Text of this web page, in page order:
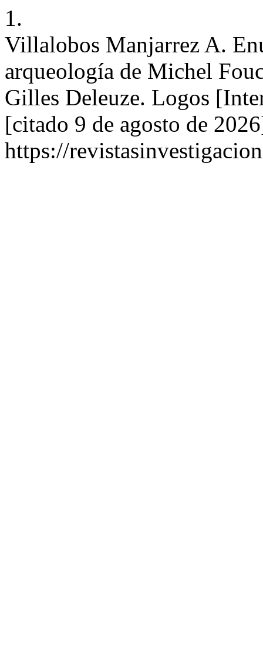
1.
Villalobos Manjarrez A.
arqueología de Michel
Gilles Deleuze. Logos
[citado 9 de agosto de
https://